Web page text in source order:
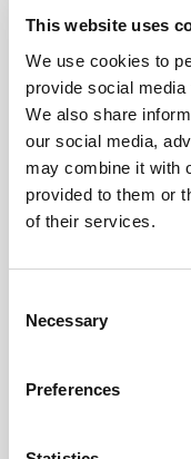
This website uses
We use cookies to
provide social
We also share
our social media,
may combine it with
provided to them or
of their services.
Selection
Necessary
Preferences
Ou